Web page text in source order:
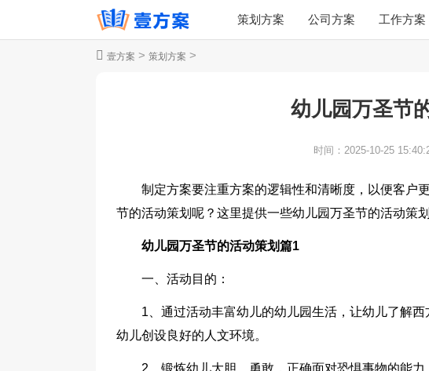
策划方案 公司方案 工作方案
壹方案 > 策划方案 >
幼儿园万圣节
时间： 2025-10-25
制定方案要注重方案的逻辑性和清晰度，以便客户
节的活动策划呢？这里提供一些幼儿园万圣节的活动策
幼儿园万圣节的活动策划篇1
一、活动目的：
1、通过活动丰富幼儿的幼儿园生活，让幼儿了解
幼儿创设良好的人文环境。
2、锻炼幼儿大胆、勇敢，正确面对恐惧事物的能